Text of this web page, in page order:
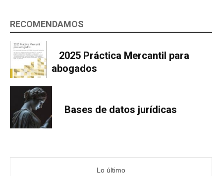
RECOMENDAMOS
2025 Práctica Mercantil para
abogados
Bases de datos jurídicas
Lo último